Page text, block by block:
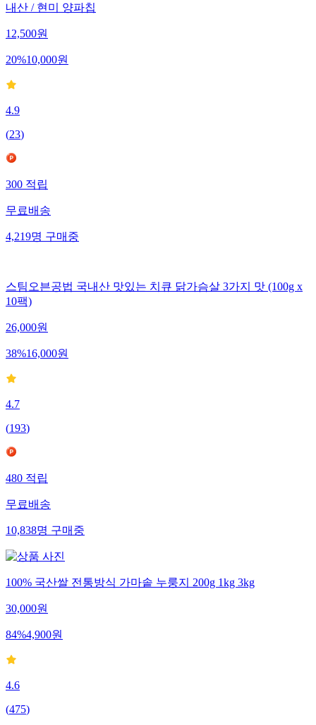
내산 / 현미 양파칩
12,500원
20%10,000원
4.9
(23)
300적립
무료배송
4,219명구매중
스팀오븐공법 국내산 맛있는 치큐 닭가슴살 3가지 맛 (100g x
10팩)
26,000원
38%16,000원
4.7
(193)
480적립
무료배송
10,838명구매중
100% 국산쌀 전통방식 가마솥 누룽지 200g 1kg 3kg
30,000원
84%4,900원
4.6
(475)